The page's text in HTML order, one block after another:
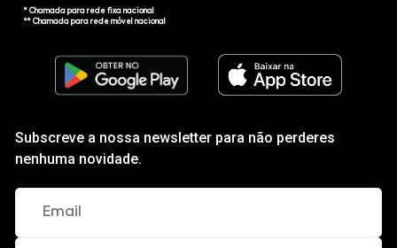
* Chamada para rede fixa nacional
** Chamada para rede móvel nacional
Subscreve a nossa newsletter para não perderes
nenhuma novidade.